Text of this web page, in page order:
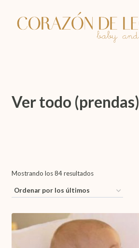
contenido
Ver todo (prendas)
Mostrando los 84 resultadosOrdenado